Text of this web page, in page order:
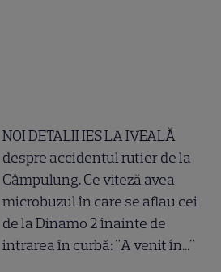
NOI DETALII IES LA IVEALĂ
despre accidentul rutier de la
Câmpulung. Ce viteză avea
microbuzul în care se aflau cei
de la Dinamo 2 înainte de
intrarea în curbă: "A venit în..."